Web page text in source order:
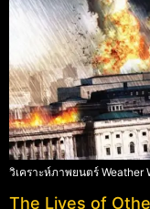
วิเคราะห์ภาพยนตร์ Weather
The Lives of